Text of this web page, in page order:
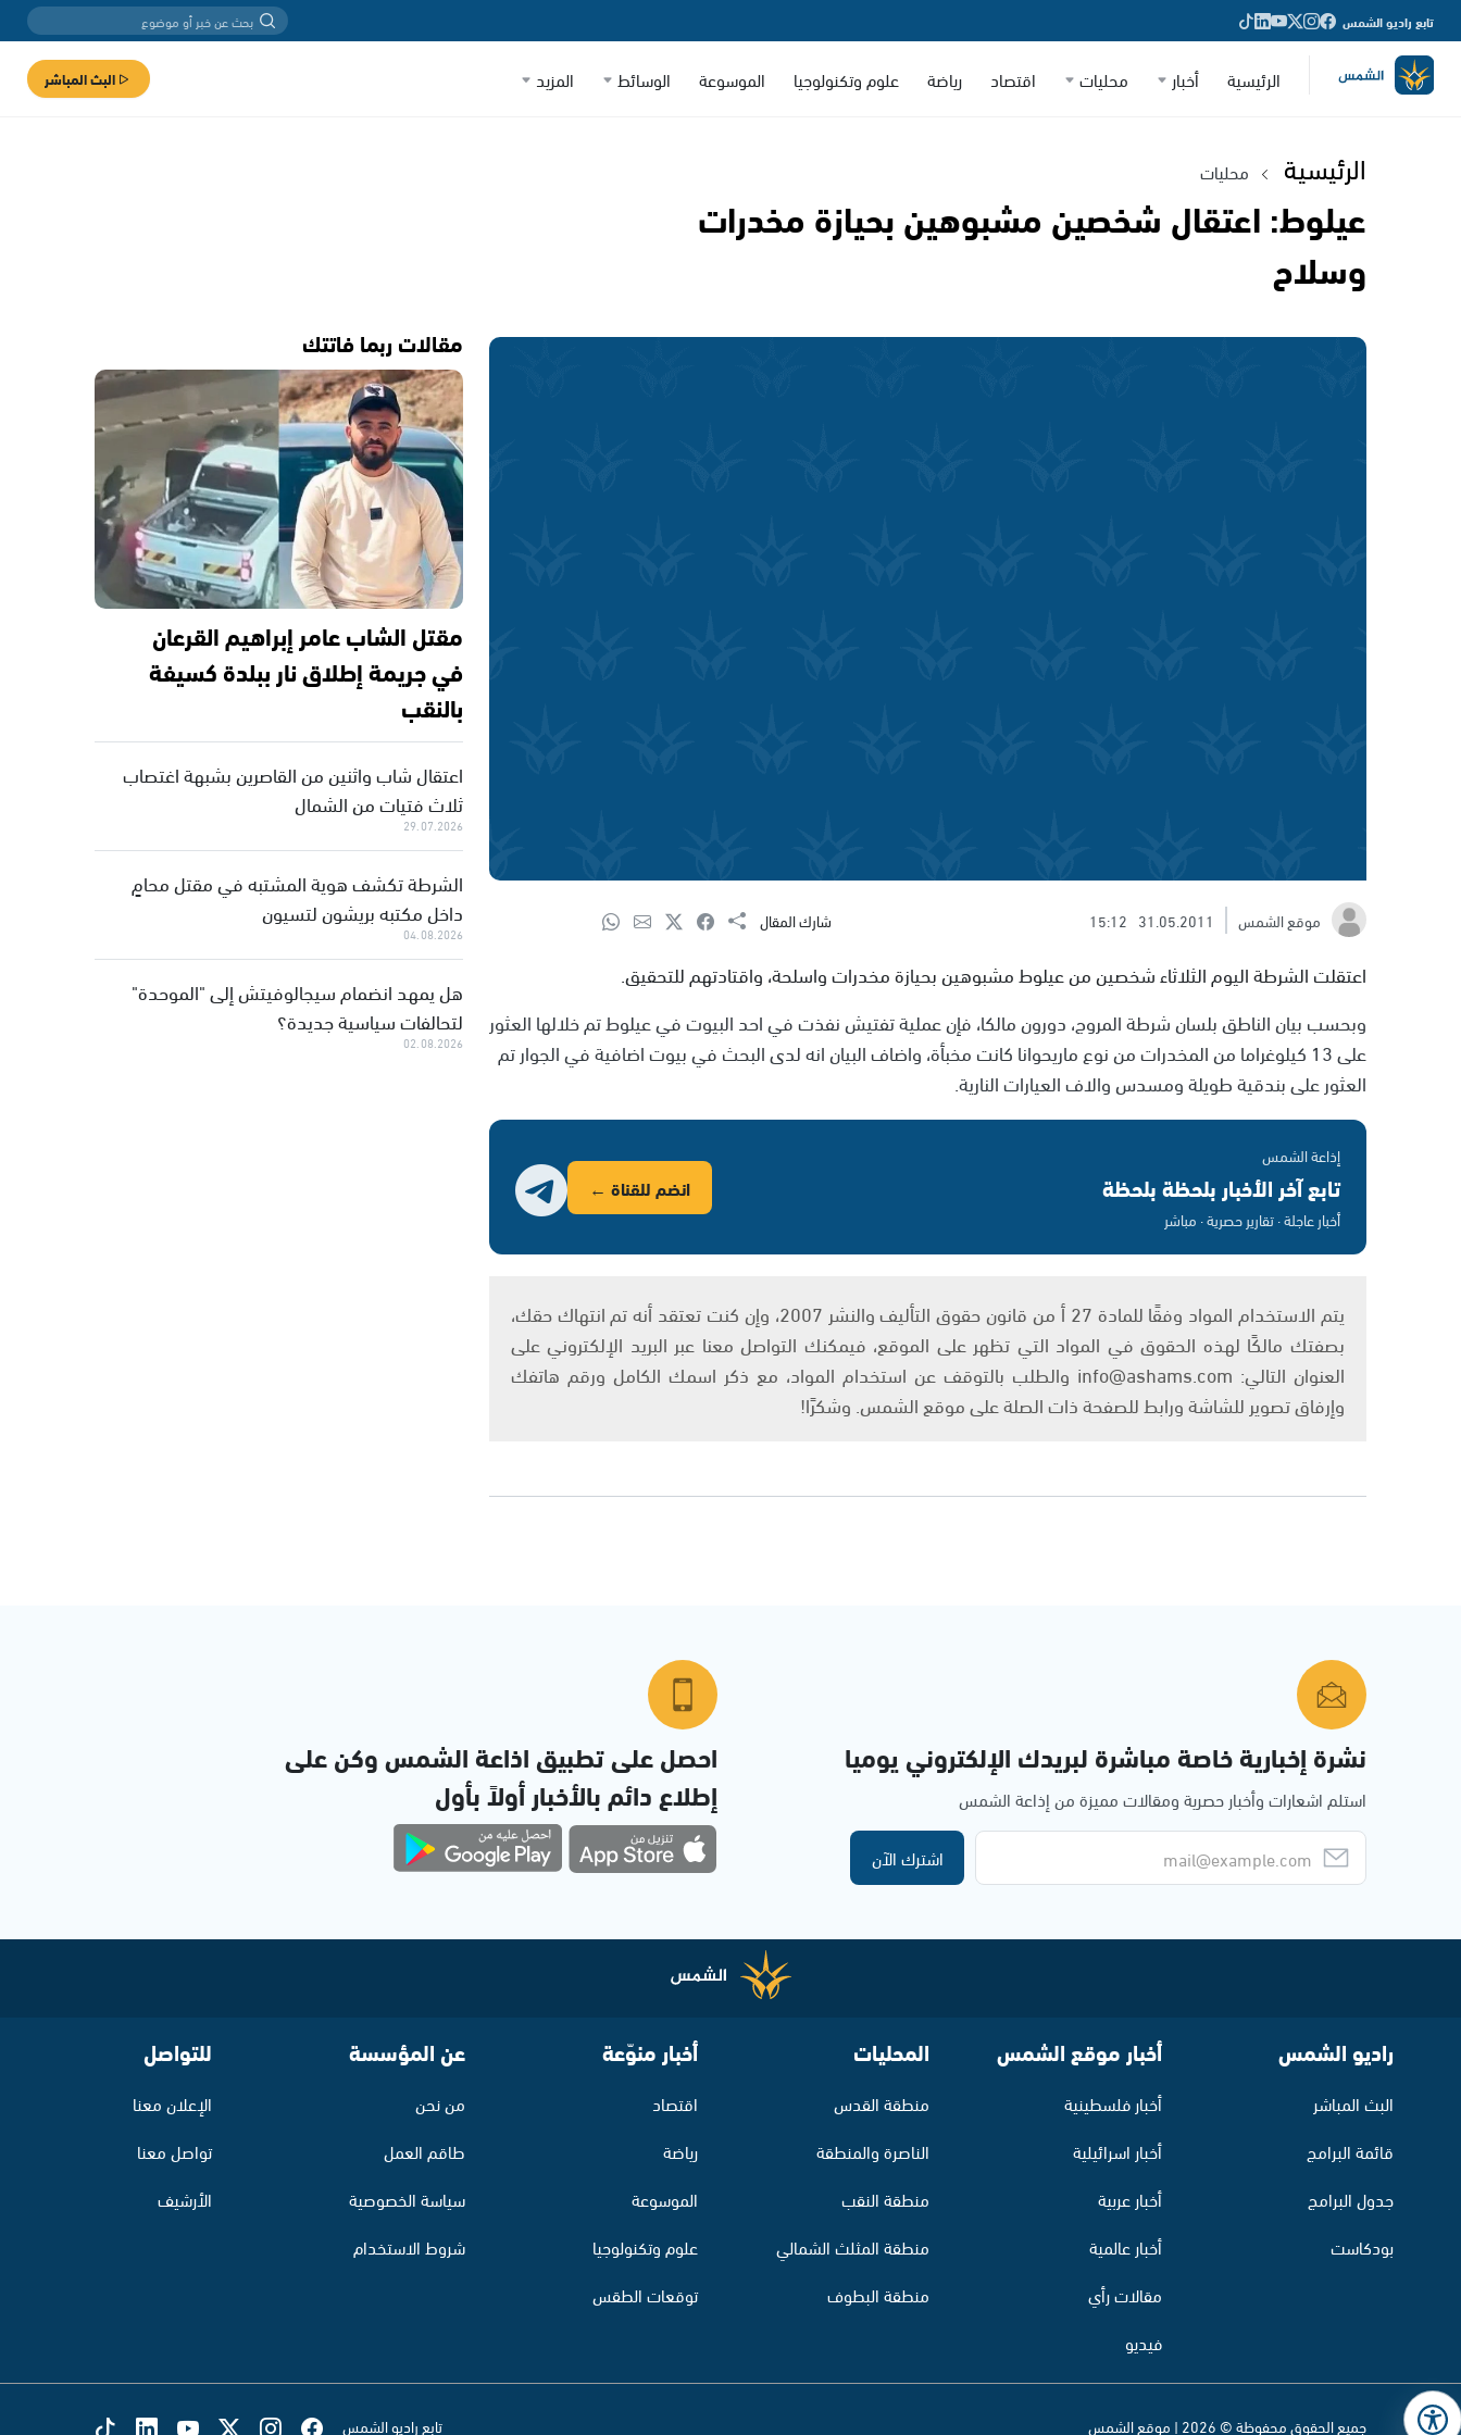
تابع راديو الشمس
الرئيسية أخبار محليات اقتصاد رياضة علوم وتكنولوجيا الموسوعة الوسائط المزيد البث المباشر
الرئيسية محليات
عيلوط: اعتقال شخصين مشبوهين بحيازة مخدرات
وسلاح
موقع الشمس 31.05.2011
15:12 شارك المقال
اعتقلت الشرطة اليوم الثلاثاء شخصين من عيلوط مشبوهين بحيازة مخدرات واسلحة، واقتادتهم للتحقيق.
وبحسب بيان الناطق بلسان شرطة المروج، دورون مالكا، فإن عملية تفتيش نفذت في احد البيوت في عيلوط تم خلالها العثور
على 13 كيلوغراما من المخدرات من نوع ماريحوانا كانت مخبأة، واضاف البيان انه لدى البحث في بيوت اضافية في الجوار تم
العثور على بندقية طويلة ومسدس والاف العيارات النارية.
إذاعة الشمس
تابع آخر الأخبار بلحظة بلحظة
أخبار عاجلة · تقارير حصرية · مباشر
انضم للقناة ←
يتم الاستخدام المواد وفقًا للمادة 27 أ من قانون حقوق التأليف والنشر 2007، وإن كنت تعتقد أنه تم انتهاك حقك،
بصفتك مالكًا لهذه الحقوق في المواد التي تظهر على الموقع، فيمكنك التواصل معنا عبر البريد الإلكتروني على
العنوان التالي: info@ashams.com والطلب بالتوقف عن استخدام المواد، مع ذكر اسمك الكامل ورقم هاتفك
وإرفاق تصوير للشاشة ورابط للصفحة ذات الصلة على موقع الشمس. وشكرًا!
مقالات ربما فاتتك
مقتل الشاب عامر إبراهيم القرعان
في جريمة إطلاق نار ببلدة كسيفة
بالنقب
اعتقال شاب واثنين من القاصرين بشبهة اغتصاب
ثلاث فتيات من الشمال
29.07.2026
الشرطة تكشف هوية المشتبه في مقتل محامٍ
داخل مكتبه بريشون لتسيون
04.08.2026
هل يمهد انضمام سيجالوفيتش إلى "الموحدة"
لتحالفات سياسية جديدة؟
02.08.2026
نشرة إخبارية خاصة مباشرة لبريدك الإلكتروني يوميا
استلم اشعارات وأخبار حصرية ومقالات مميزة من إذاعة الشمس
اشترك الآن
احصل على تطبيق اذاعة الشمس وكن على
إطلاع دائم بالأخبار أولاً بأول
راديو الشمس
البث المباشر
قائمة البرامج
جدول البرامج
بودكاست
أخبار موقع الشمس
أخبار فلسطينية
أخبار اسرائيلية
أخبار عربية
أخبار عالمية
مقالات رأي
فيديو
المحليات
منطقة القدس
الناصرة والمنطقة
منطقة النقب
منطقة المثلث الشمالي
منطقة البطوف
أخبار منوّعة
اقتصاد
رياضة
الموسوعة
علوم وتكنولوجيا
توقعات الطقس
عن المؤسسة
من نحن
طاقم العمل
سياسة الخصوصية
شروط الاستخدام
للتواصل
الإعلان معنا
تواصل معنا
الأرشيف
جميع الحقوق محفوظة © 2026 | موقع الشمس تابع راديو الشمس